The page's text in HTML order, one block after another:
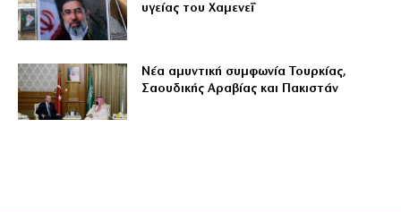
υγείας του Χαμενεΐ
Νέα αμυντική συμφωνία Τουρκίας,
Σαουδικής Αραβίας και Πακιστάν